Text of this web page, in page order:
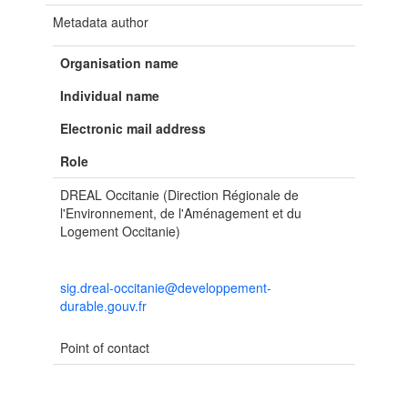
Metadata author
Organisation name
Individual name
Electronic mail address
Role
DREAL Occitanie (Direction Régionale de
l'Environnement, de l'Aménagement et du
Logement Occitanie)
sig.dreal-occitanie@developpement-
durable.gouv.fr
Point of contact